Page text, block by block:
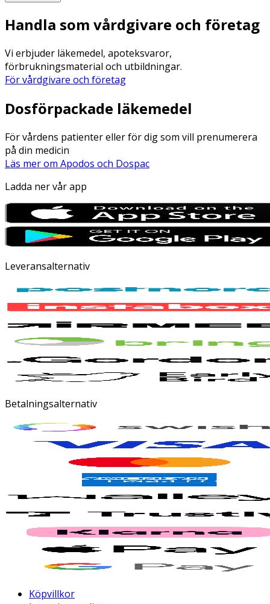
Handla som vårdgivare och företag
Vi erbjuder läkemedel, apoteksvaror,
förbrukningsmaterial och utbildningar.
För vårdgivare och företag
Dosförpackade läkemedel
För vårdens patienter eller för dig som vill prenumerera
på din medicin
Läs mer om Apodos och Dospac
Ladda ner vår app
Leveransalternativ
Betalningsalternativ
Köpvillkor